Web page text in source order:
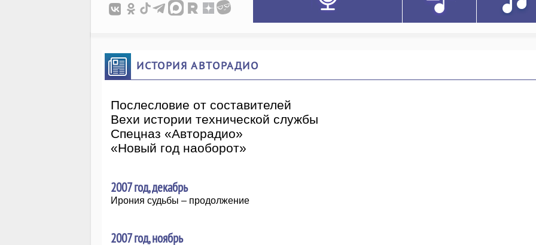
ИСТОРИЯ АВТОРАДИО
Послесловие от составителей
Вехи истории технической службы
Спецназ «Авторадио»
«Новый год наоборот»
2007 год, декабрь
Ирония судьбы – продолжение
2007 год, ноябрь